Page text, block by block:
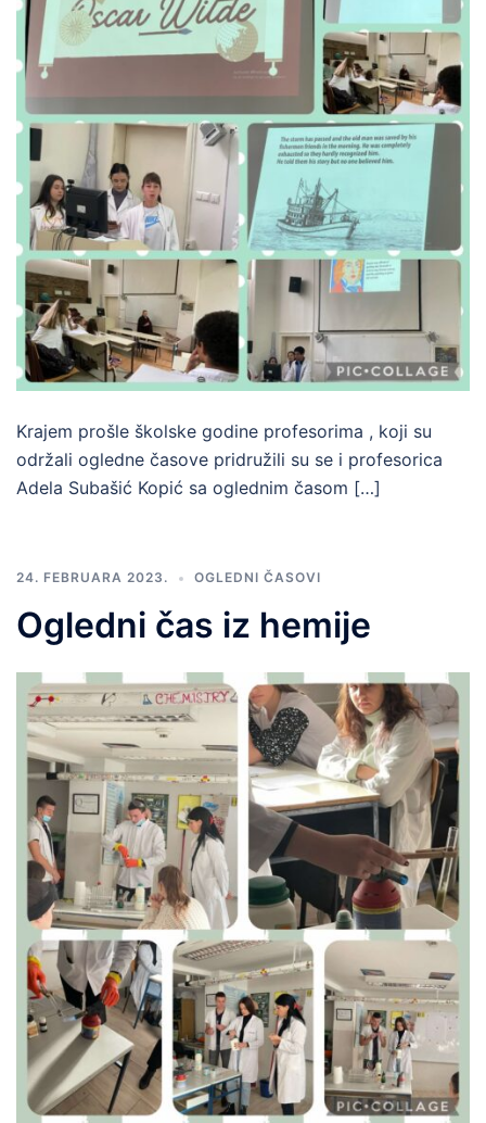
Krajem prošle školske godine profesorima , koji su
održali ogledne časove pridružili su se i profesorica
Adela Subašić Kopić sa oglednim časom […]
24. FEBRUARA 2023. OGLEDNI ČASOVI
Ogledni čas iz hemije